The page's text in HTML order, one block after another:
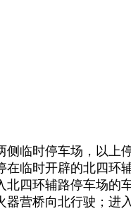
侧临时停车场，以上
在临时开辟的北四环
北四环辅路停车场的
器营桥向北行驶；进